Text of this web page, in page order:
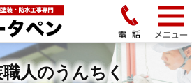
人のうんちく